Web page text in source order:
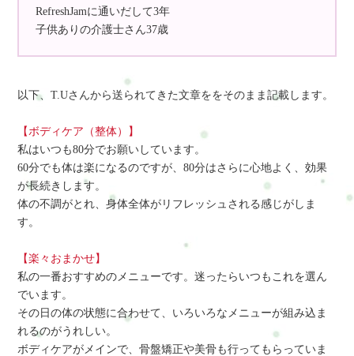
RefreshJamに通いだして3年
子供ありの介護士さん37歳
以下、T.Uさんから送られてきた文章ををそのまま記載します。
【ボディケア（整体）】
私はいつも80分でお願いしています。
60分でも体は楽になるのですが、80分はさらに心地よく、効果
が長続きします。
体の不調がとれ、身体全体がリフレッシュされる感じがしま
す。
【楽々おまかせ】
私の一番おすすめのメニューです。迷ったらいつもこれを選ん
でいます。
その日の体の状態に合わせて、いろいろなメニューが組み込ま
れるのがうれしい。
ボディケアがメインで、骨盤矯正や美骨も行ってもらっていま